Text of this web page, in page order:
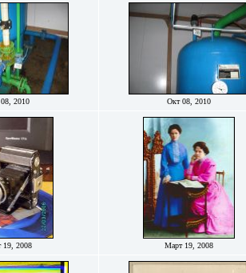
2010 Окт 08, 2010
19, 2008 Март 19, 2008